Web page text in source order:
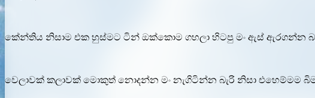
කේන්තිය නිසාම එක හුස්මට ටින් ඔක්කොම ගහලා හිටපු මං ඇස් ඇරගන්න
වෙලාවක් කලාවක් මොකුත් නොදන්න මං නැගිටින්න බැරි නිසා එහෙම්මම